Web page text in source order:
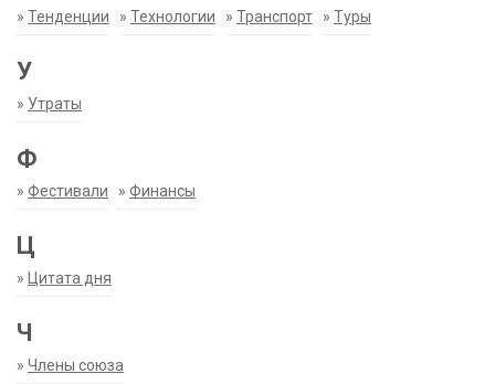
» Тенденции » Технологии » Транспорт » Туры
У
» Утраты
Ф
» Фестивали » Финансы
Ц
» Цитата дня
Ч
» Члены союза